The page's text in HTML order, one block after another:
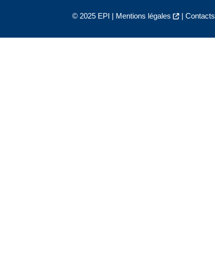
© 2025 EPI | Mentions légales | Contacts